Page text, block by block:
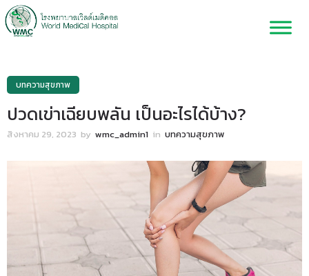
บทความสุขภาพ
ปวดเข่าเฉียบพลัน เป็นอะไรได้บ้าง?
สิงหาคม 29, 2023 by wmc_admin1 in บทความสุขภาพ